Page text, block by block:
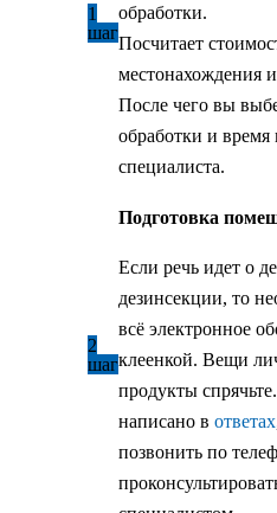
1
шаг
обработки.
Посчитает
местонахождения
После чего вы
обработки и время
специалиста.
2
шаг
Подготовка
Если речь идет о
дезинсекции, то
всё электронное
клеенкой. Вещи
продукты
написано в ответах
позвонить по